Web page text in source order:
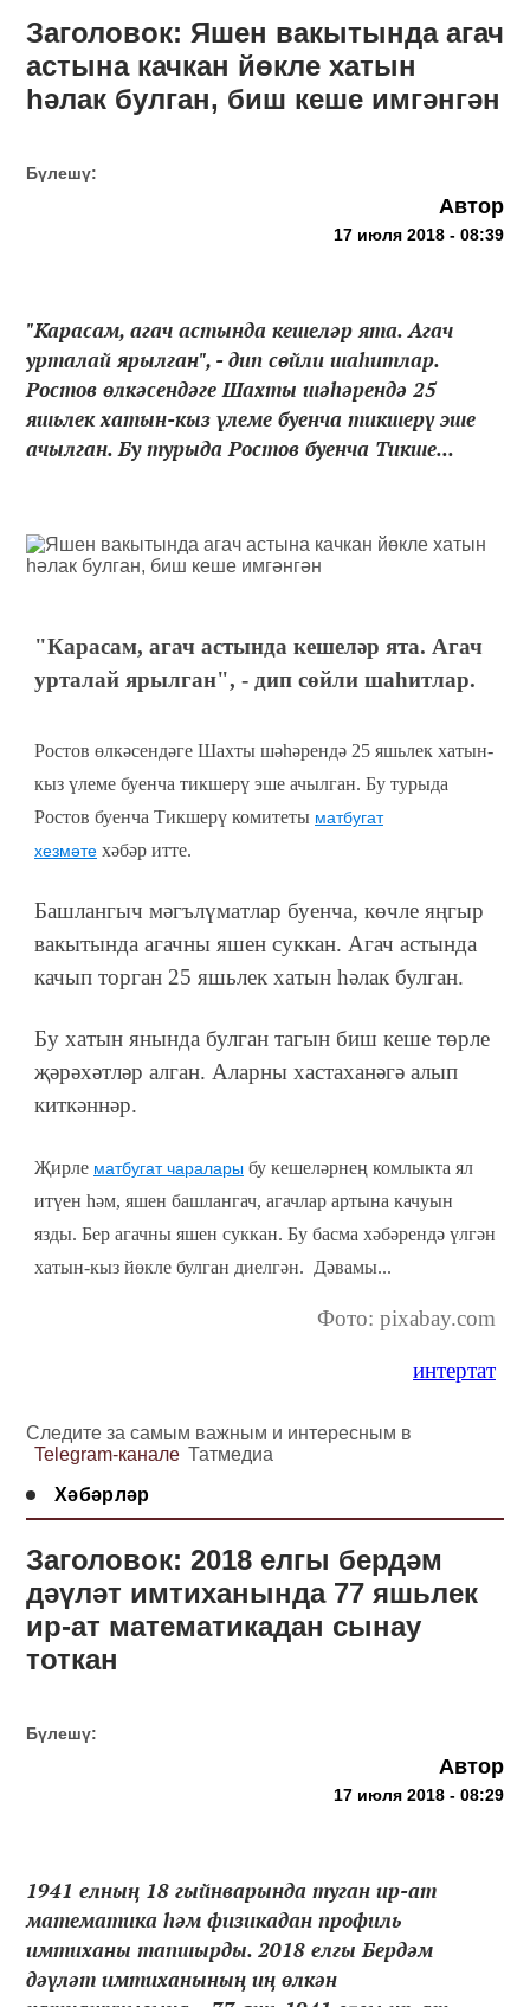
Заголовок: Яшен вакытында агач
астына качкан йөкле хатын
һәлак булган, биш кеше имгәнгән
Бүлешү:
Автор
17 июля 2018 - 08:39
"Карасам, агач астында кешеләр ята. Агач
урталай ярылган", - дип сөйли шаһитлар.
Ростов өлкәсендәге Шахты шәһәрендә 25
яшьлек хатын-кыз үлеме буенча тикшерү эше
ачылган. Бу турыда Ростов буенча Тикше...
"Карасам, агач астында кешеләр ята. Агач
урталай ярылган", - дип сөйли шаһитлар.
Ростов өлкәсендәге Шахты шәһәрендә 25 яшьлек хатын-
кыз үлеме буенча тикшерү эше ачылган. Бу турыда
Ростов буенча Тикшерү комитеты матбугат
хезмәте хәбәр итте.
Башлангыч мәгълүматлар буенча, көчле яңгыр
вакытында агачны яшен суккан. Агач астында
качып торган 25 яшьлек хатын һәлак булган.
Бу хатын янында булган тагын биш кеше төрле
җәрәхәтләр алган. Аларны хастаханәгә алып
киткәннәр.
Җирле матбугат чаралары бу кешеләрнең комлыкта ял
итүен һәм, яшен башлангач, агачлар артына качуын
язды. Бер агачны яшен суккан. Бу басма хәбәрендә үлгән
хатын-кыз йөкле булган диелгән. Дәвамы...
Фото: pixabay.com
интертат
Следите за самым важным и интересным в
Telegram-канале Татмедиа
Хәбәрләр
Заголовок: 2018 елгы бердәм
дәүләт имтиханында 77 яшьлек
ир-ат математикадан сынау
тоткан
Бүлешү:
Автор
17 июля 2018 - 08:29
1941 елның 18 гыйнварында туган ир-ат
математика һәм физикадан профиль
имтиханы тапшырды. 2018 елгы Бердәм
дәүләт имтиханының иң өлкән